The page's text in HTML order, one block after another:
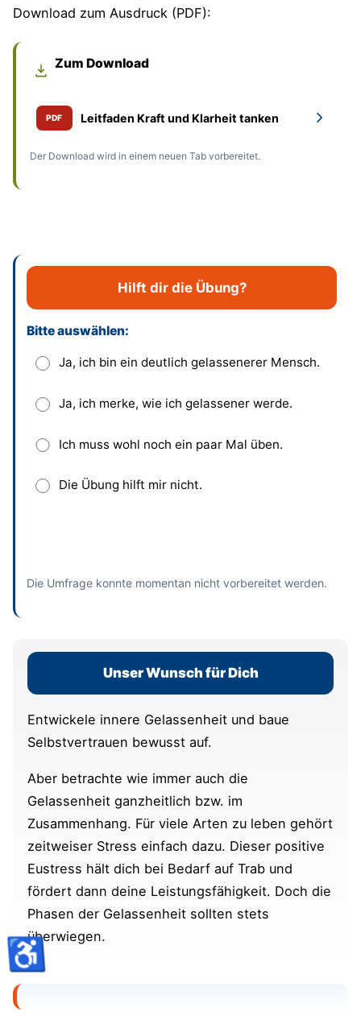
Download zum Ausdruck (PDF):
Zum Download
PDF Leitfaden Kraft und Klarheit tanken
Der Download wird in einem neuen Tab vorbereitet.
Hilft dir die Übung?
Dieses Feld bitte leer lassen
Bitte auswählen:
Ja, ich bin ein deutlich gelassenerer Mensch.
Ja, ich merke, wie ich gelassener werde.
Ich muss wohl noch ein paar Mal üben.
Die Übung hilft mir nicht.
Die Umfrage konnte momentan nicht vorbereitet werden.
Unser Wunsch für Dich
Entwickele innere Gelassenheit und baue
Selbstvertrauen bewusst auf.
Aber betrachte wie immer auch die
Gelassenheit ganzheitlich bzw. im
Zusammenhang. Für viele Arten zu leben gehört
zeitweiser Stress einfach dazu. Dieser positive
Eustress hält dich bei Bedarf auf Trab und
fördert dann deine Leistungsfähigkeit. Doch die
Phasen der Gelassenheit sollten stets
überwiegen.